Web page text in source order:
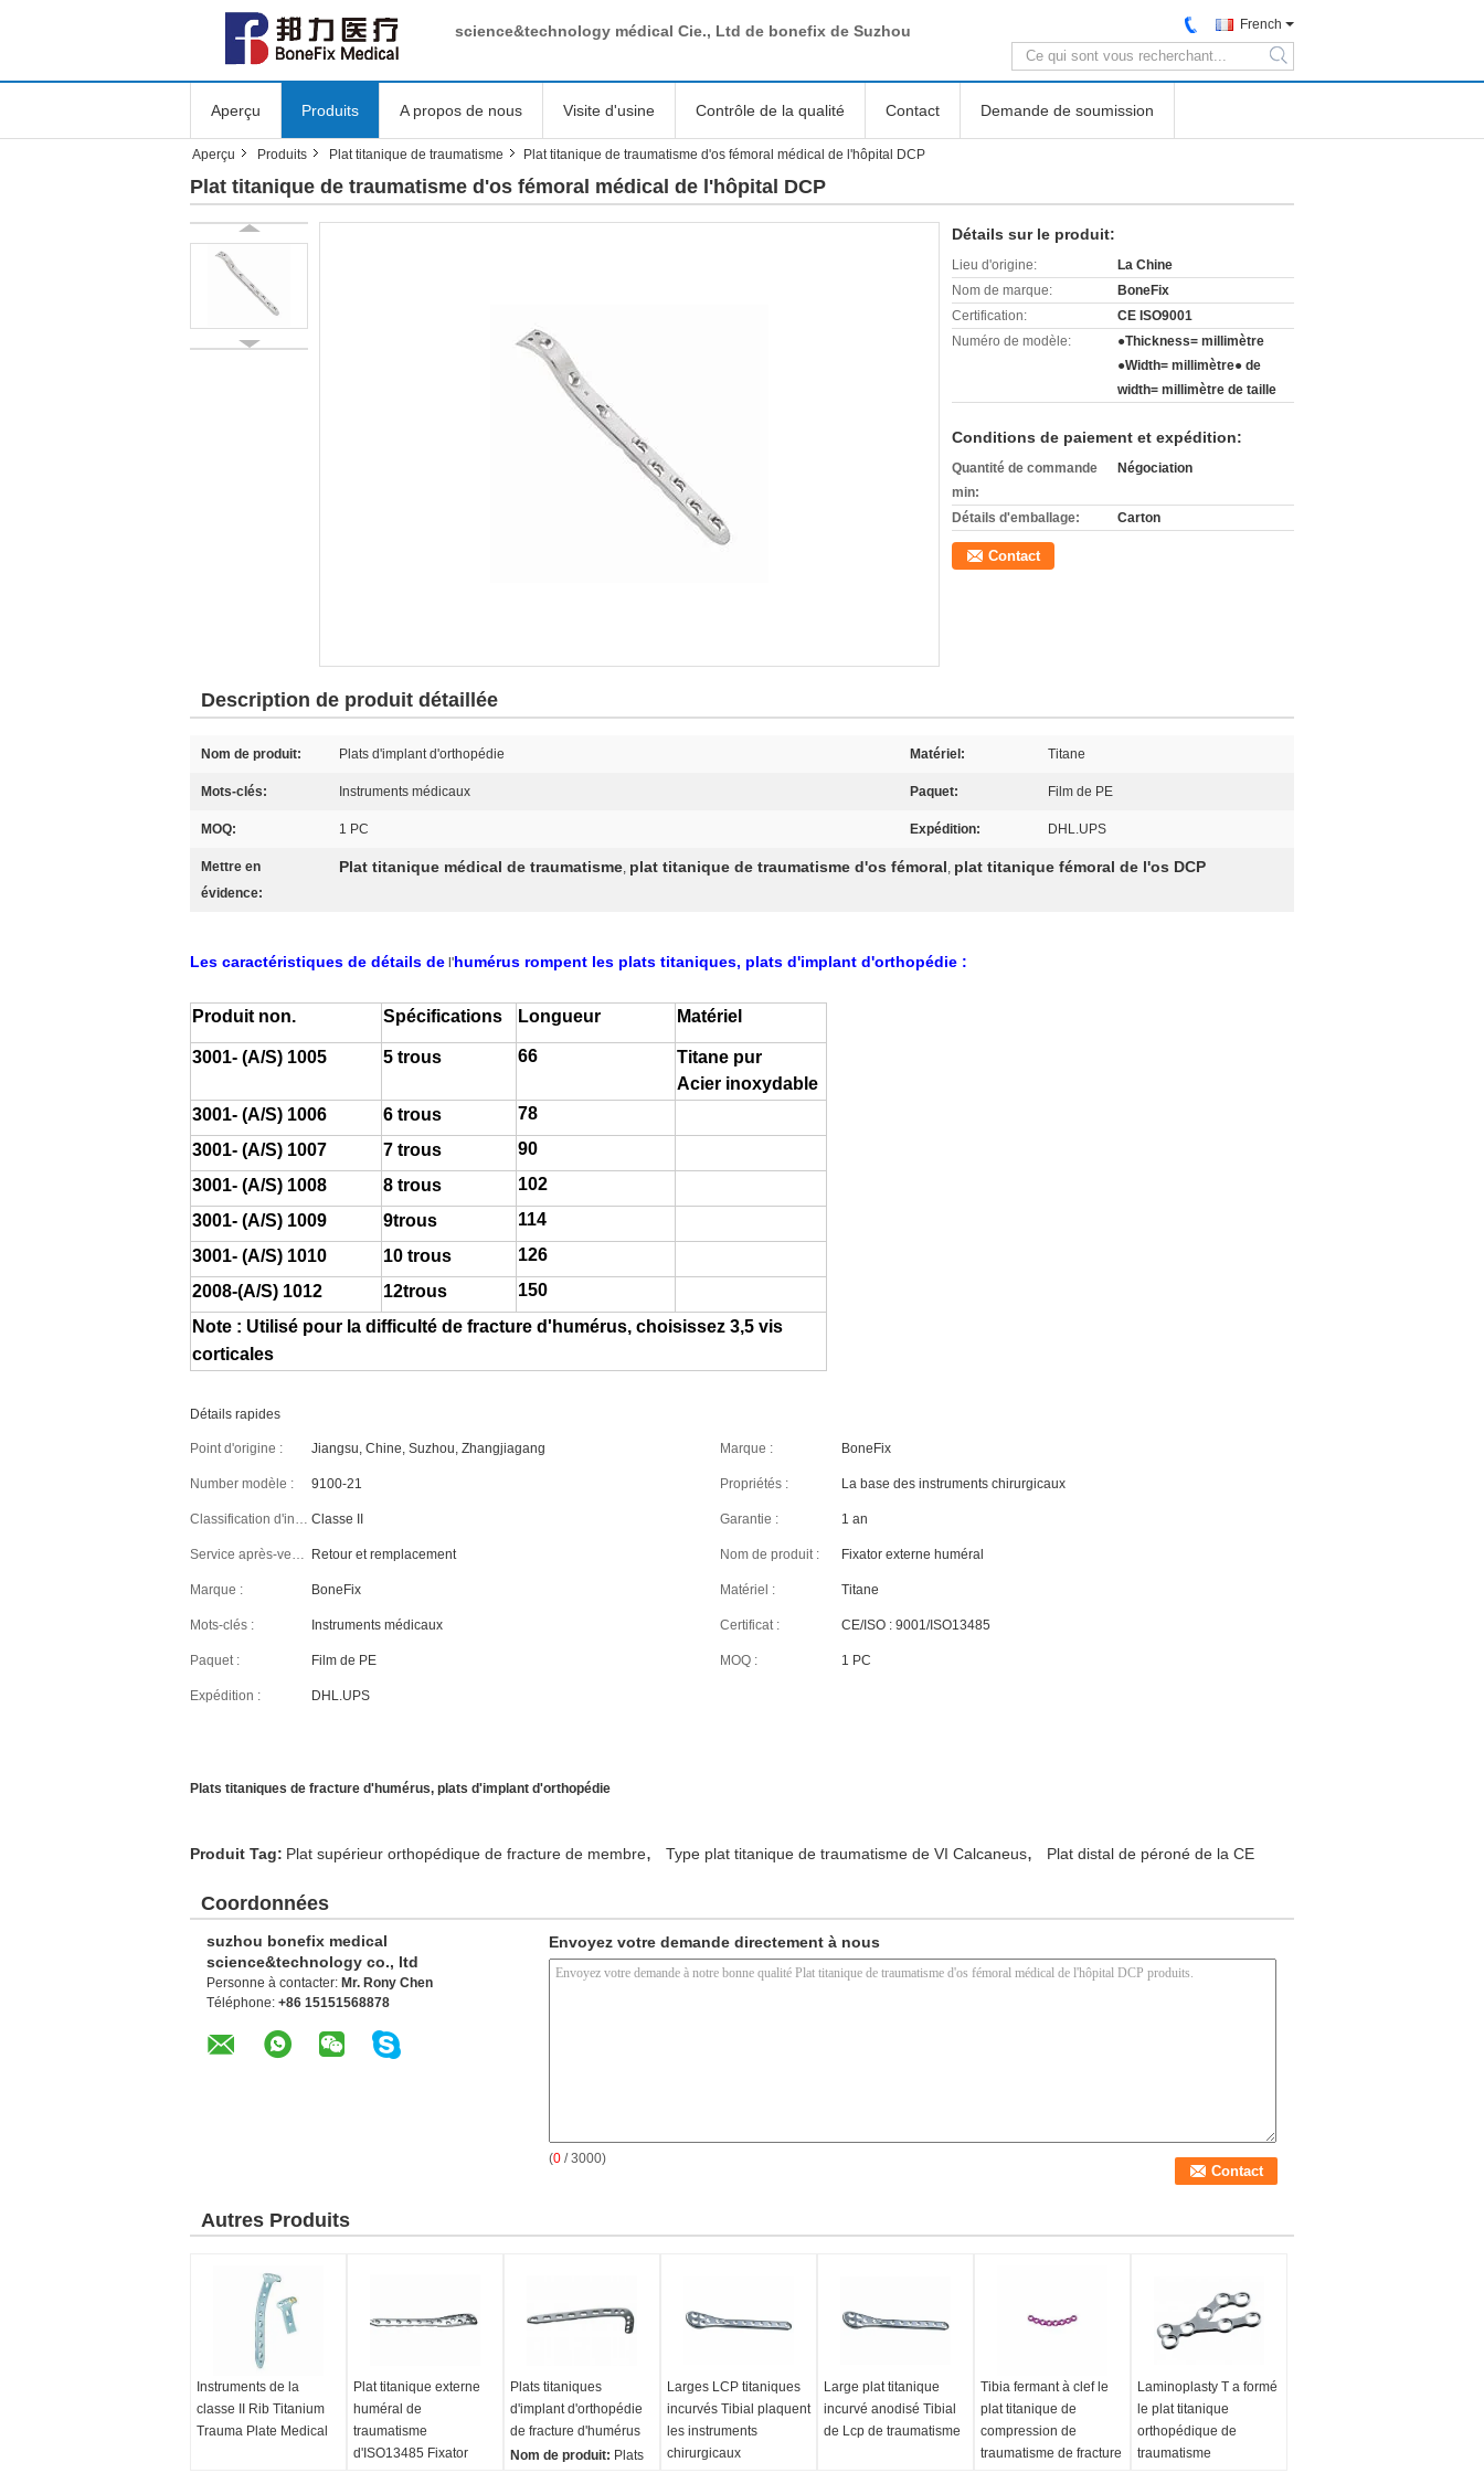
science&technology médical Cie., Ltd de bonefix de Suzhou French
search
Aperçu Produits A propos de nous Visite d'usine Contrôle de la qualité Contact Demande de soumission
Aperçu Produits Plat titanique de traumatisme Plat titanique de traumatisme d'os fémoral médical de l'hôpital DCP
Plat titanique de traumatisme d'os fémoral médical de l'hôpital DCP
Détails sur le produit:
Lieu d'origine:
La Chine
Nom de marque:
BoneFix
Certification:
CE ISO9001
Numéro de modèle:
●Thickness= millimètre
●Width= millimètre● de
width= millimètre de taille
Conditions de paiement et expédition:
Quantité de commande
min:
Négociation
Détails d'emballage: Carton
Contact
Description de produit détaillée
Nom de produit: Plats d'implant d'orthopédie Matériel: Titane
Mots-clés: Instruments médicaux Paquet: Film de PE
MOQ: 1 PC Expédition: DHL.UPS
Mettre en
évidence:
Plat titanique médical de traumatisme, plat titanique de traumatisme d'os fémoral, plat titanique fémoral de l'os DCP
Les caractéristiques de détails de l'humérus rompent les plats titaniques, plats d'implant d'orthopédie :
Produit non. Spécifications Longueur Matériel
3001- (A/S) 1005 5 trous 66
Titane pur
Acier inoxydable
3001- (A/S) 1006
6 trous
78
3001- (A/S) 1007
7 trous
90
3001- (A/S) 1008
8 trous
102
3001- (A/S) 1009
9trous
114
3001- (A/S) 1010
10 trous
126
2008-(A/S) 1012
12trous
150
Note : Utilisé pour la difficulté de fracture d'humérus, choisissez 3,5 vis
corticales
Détails rapides
Point d'origine : Jiangsu, Chine, Suzhou, Zhangjiagang Marque : BoneFix
Number modèle : 9100-21 Propriétés : La base des instruments chirurgicaux
Classification d'instrument : Classe II Garantie : 1 an
Service après-vente : Retour et remplacement Nom de produit : Fixator externe huméral
Marque : BoneFix Matériel : Titane
Mots-clés : Instruments médicaux Certificat : CE/ISO : 9001/ISO13485
Paquet : Film de PE MOQ : 1 PC
Expédition : DHL.UPS
Plats titaniques de fracture d'humérus, plats d'implant d'orthopédie
Produit Tag: Plat supérieur orthopédique de fracture de membre, Type plat titanique de traumatisme de VI Calcaneus, Plat distal de péroné de la CE
Coordonnées
suzhou bonefix medical
science&technology co., ltd
Personne à contacter: Mr. Rony Chen
Téléphone: +86 15151568878
Envoyez votre demande directement à nous
(0 / 3000)
Autres Produits
Instruments de la
classe II Rib Titanium
Trauma Plate Medical
Plat titanique externe
huméral de
traumatisme
d'ISO13485 Fixator
Plats titaniques
d'implant d'orthopédie
de fracture d'humérus
Nom de produit: Plats
Larges LCP titaniques
incurvés Tibial plaquent
les instruments
chirurgicaux
Large plat titanique
incurvé anodisé Tibial
de Lcp de traumatisme
Tibia fermant à clef le
plat titanique de
compression de
traumatisme de fracture
Laminoplasty T a formé
le plat titanique
orthopédique de
traumatisme